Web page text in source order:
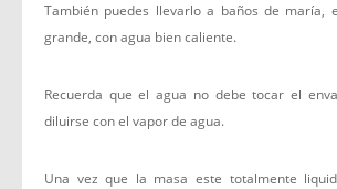
También puedes llevarlo a baños de maría,
grande, con agua bien caliente.
Recuerda que el agua no debe tocar el
diluirse con el vapor de agua.
Una vez que la masa este totalmente